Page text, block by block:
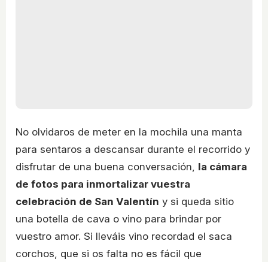
No olvidaros de meter en la mochila una manta
para sentaros a descansar durante el recorrido y
disfrutar de una buena conversación, la cámara
de fotos para inmortalizar vuestra
celebración de San Valentín y si queda sitio
una botella de cava o vino para brindar por
vuestro amor. Si lleváis vino recordad el saca
corchos, que si os falta no es fácil que